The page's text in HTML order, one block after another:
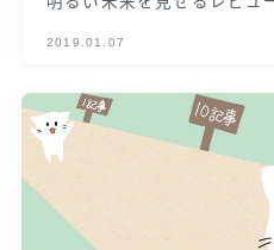
2019.01.07